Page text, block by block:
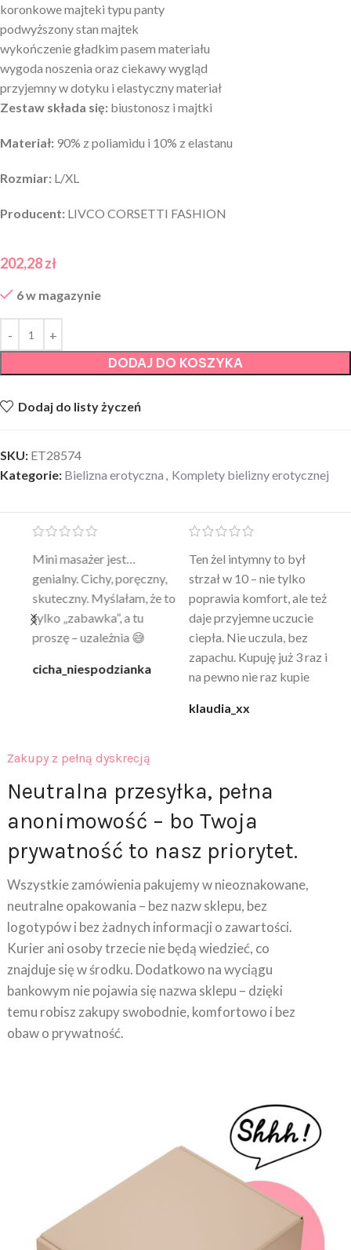
koronkowe majteki typu panty
podwyższony stan majtek
wykończenie gładkim pasem materiału
wygoda noszenia oraz ciekawy wygląd
przyjemny w dotyku i elastyczny materiał
Zestaw składa się: biustonosz i majtki
Materiał: 90% z poliamidu i 10% z elastanu
Rozmiar: L/XL
Producent: LIVCO CORSETTI FASHION
202,28zł
6 w magazynie
DODAJ DO KOSZYKA
Dodaj do listy życzeń
SKU: ET28574
Kategorie: Bielizna erotyczna , Komplety bielizny erotycznej
Mini masażer jest…
genialny. Cichy, poręczny,
skuteczny. Myślałam, że to
tylko „zabawka”, a tu
proszę – uzależnia 😅
cicha_niespodzianka
Ten żel intymny to był
strzał w 10 – nie tylko
poprawia komfort, ale też
daje przyjemne uczucie
ciepła. Nie uczula, bez
zapachu. Kupuję już 3 raz i
na pewno nie raz kupie
klaudia_xx
Zakupy z pełną dyskrecją
Neutralna przesyłka, pełna
anonimowość – bo Twoja
prywatność to nasz priorytet.
Wszystkie zamówienia pakujemy w nieoznakowane,
neutralne opakowania – bez nazw sklepu, bez
logotypów i bez żadnych informacji o zawartości.
Kurier ani osoby trzecie nie będą wiedzieć, co
znajduje się w środku. Dodatkowo na wyciągu
bankowym nie pojawia się nazwa sklepu – dzięki
temu robisz zakupy swobodnie, komfortowo i bez
obaw o prywatność.